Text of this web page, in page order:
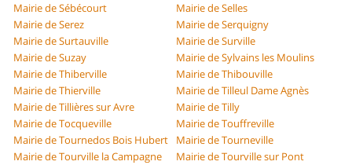
Mairie de Sébécourt
Mairie de Selles
Mairie de Serez
Mairie de Serquigny
Mairie de Surtauville
Mairie de Surville
Mairie de Suzay
Mairie de Sylvains les Moulins
Mairie de Thiberville
Mairie de Thibouville
Mairie de Thierville
Mairie de Tilleul Dame Agnès
Mairie de Tillières sur Avre
Mairie de Tilly
Mairie de Tocqueville
Mairie de Touffreville
Mairie de Tournedos Bois Hubert
Mairie de Tourneville
Mairie de Tourville la Campagne
Mairie de Tourville sur Pont